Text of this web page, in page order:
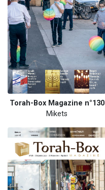
Torah-Box Magazine n°130
Mikets